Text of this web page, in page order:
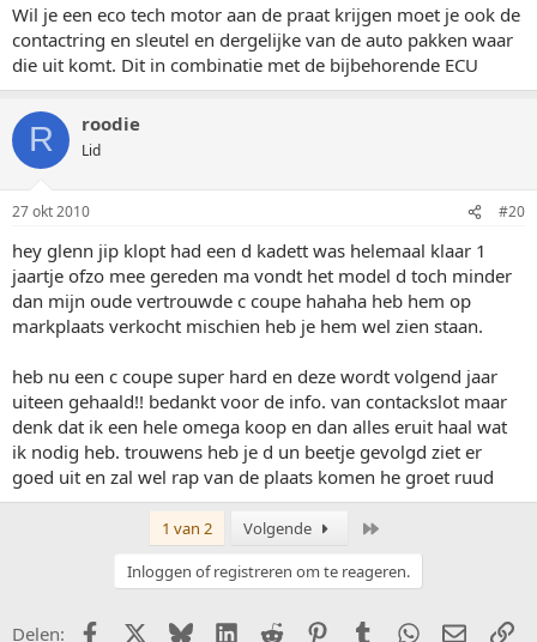
Wil je een eco tech motor aan de praat krijgen moet je ook de
contactring en sleutel en dergelijke van de auto pakken waar
die uit komt. Dit in combinatie met de bijbehorende ECU
R roodie
Lid
27 okt 2010 #20
hey glenn jip klopt had een d kadett was helemaal klaar 1
jaartje ofzo mee gereden ma vondt het model d toch minder
dan mijn oude vertrouwde c coupe hahaha heb hem op
markplaats verkocht mischien heb je hem wel zien staan.
heb nu een c coupe super hard en deze wordt volgend jaar
uiteen gehaald!! bedankt voor de info. van contackslot maar
denk dat ik een hele omega koop en dan alles eruit haal wat
ik nodig heb. trouwens heb je d un beetje gevolgd ziet er
goed uit en zal wel rap van de plaats komen he groet ruud
1 van 2 Volgende
Inloggen of registreren om te reageren.
Delen: FacebookX (Twitter)
BlueskyLinkedIn
Reddit PinterestTumblr WhatsApp
E-mail